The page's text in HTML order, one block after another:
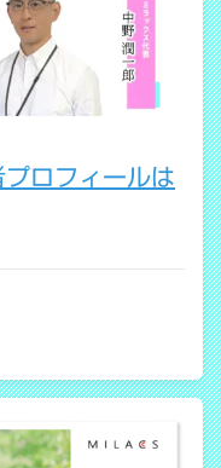
ロフィールは